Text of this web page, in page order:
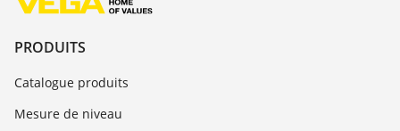
PRODUITS
Catalogue produits
Mesure de niveau